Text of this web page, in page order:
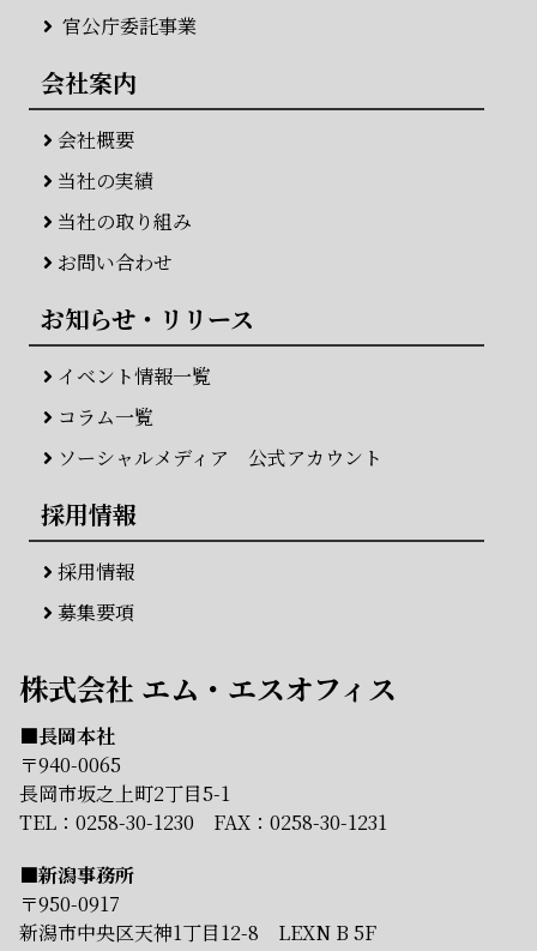
官公庁委託事業
会社案内
会社概要
当社の実績
当社の取り組み
お問い合わせ
お知らせ・リリース
イベント情報一覧
コラム一覧
ソーシャルメディア 公式アカウント
採用情報
採用情報
募集要項
株式会社 エム・エスオフィス
■長岡本社
〒940-0065
長岡市坂之上町2丁目5-1
TEL： 0258-30-1230 FAX：0258-30-1231
■新潟事務所
〒950-0917
新潟市中央区天神1丁目12-8 LEXN B 5F